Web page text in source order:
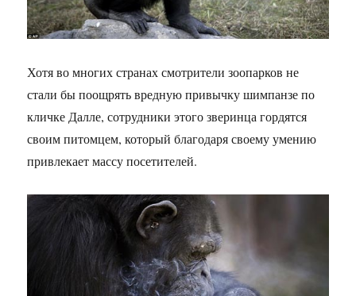
Хотя во многих странах смотрители зоопарков не
стали бы поощрять вредную привычку шимпанзе по
кличке Далле, сотрудники этого зверинца гордятся
своим питомцем, который благодаря своему умению
привлекает массу посетителей.